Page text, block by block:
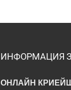
ИНФОРМАЦИЯ
ОНЛАЙН